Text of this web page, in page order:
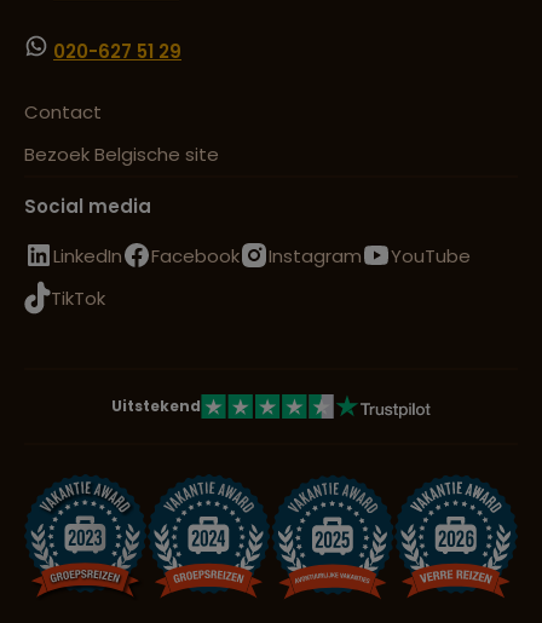
020-627 51 29
Contact
Bezoek Belgische site
Social media
LinkedIn
Facebook Instagram
YouTube
TikTok
Uitstekend